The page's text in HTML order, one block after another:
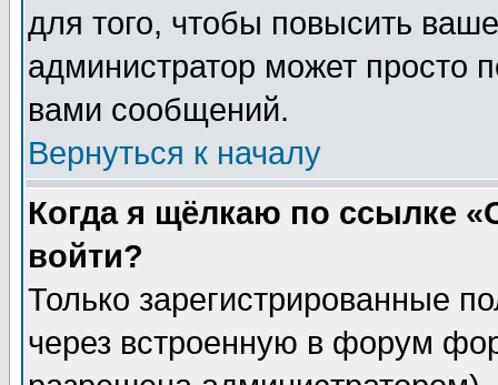
для того, чтобы повысить
администратор может просто
вами сообщений.
Вернуться к началу
Когда я щёлкаю по ссылке
войти?
Только зарегистрированные
через встроенную в форум